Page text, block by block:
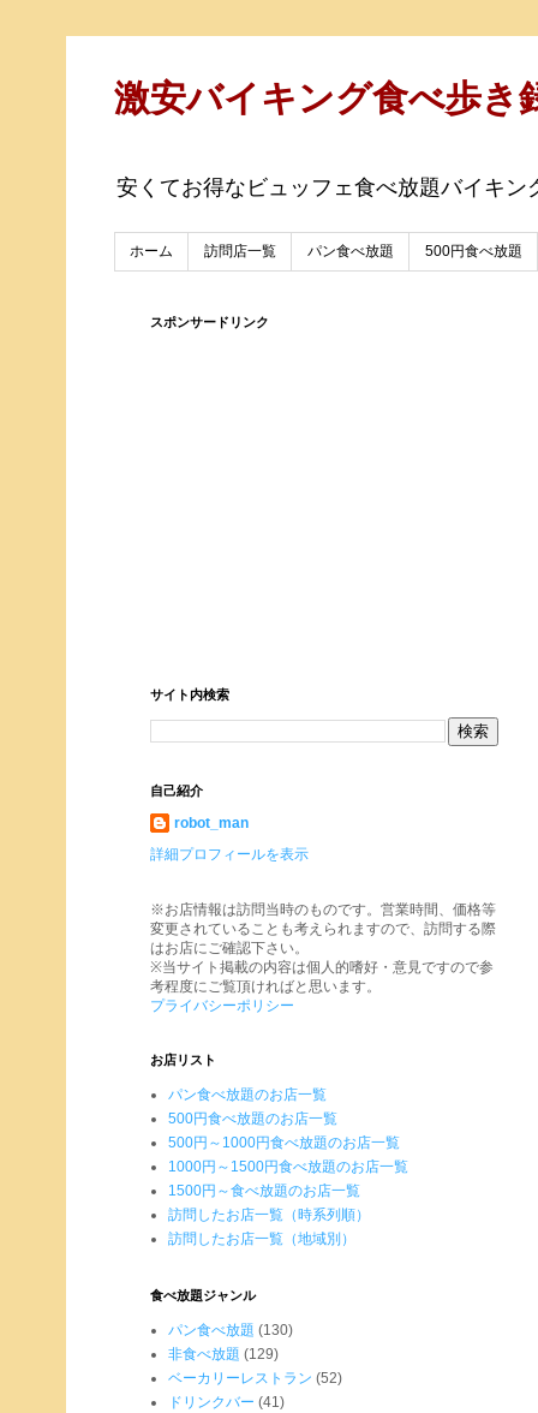
激安バイキング食べ歩き
安くてお得なビュッフェ食べ放題バイキン
ホーム 訪問店一覧 パン食べ放題 500円食べ放題
スポンサードリンク
サイト内検索
自己紹介
robot_man
詳細プロフィールを表示
※お店情報は訪問当時のものです。営業時間、価格等
変更されていることも考えられますので、訪問する際
はお店にご確認下さい。
※当サイト掲載の内容は個人的嗜好・意見ですので参
考程度にご覧頂ければと思います。
プライバシーポリシー
お店リスト
パン食べ放題のお店一覧
500円食べ放題のお店一覧
500円～1000円食べ放題のお店一覧
1000円～1500円食べ放題のお店一覧
1500円～食べ放題のお店一覧
訪問したお店一覧（時系列順）
訪問したお店一覧（地域別）
食べ放題ジャンル
パン食べ放題 (130)
非食べ放題 (129)
ベーカリーレストラン (52)
ドリンクバー (41)